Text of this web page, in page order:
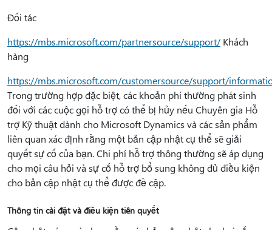
Đối tác
https://mbs.microsoft.com/partnersource/support/Khách
hàng
https://mbs.microsoft.com/customersource/support/
Trong trường hợp đặc biệt, các khoản phí thường phát sinh
đối với các cuộc gọi hỗ trợ có thể bị hủy nếu Chuyên gia Hỗ
trợ Kỹ thuật dành cho Microsoft Dynamics và các sản phẩm
liên quan xác định rằng một bản cập nhật cụ thể sẽ giải
quyết sự cố của bạn. Chi phí hỗ trợ thông thường sẽ áp dụng
cho mọi câu hỏi và sự cố hỗ trợ bổ sung không đủ điều kiện
cho bản cập nhật cụ thể được đề cập.
Thông tin cài đặt và điều kiện tiên quyết